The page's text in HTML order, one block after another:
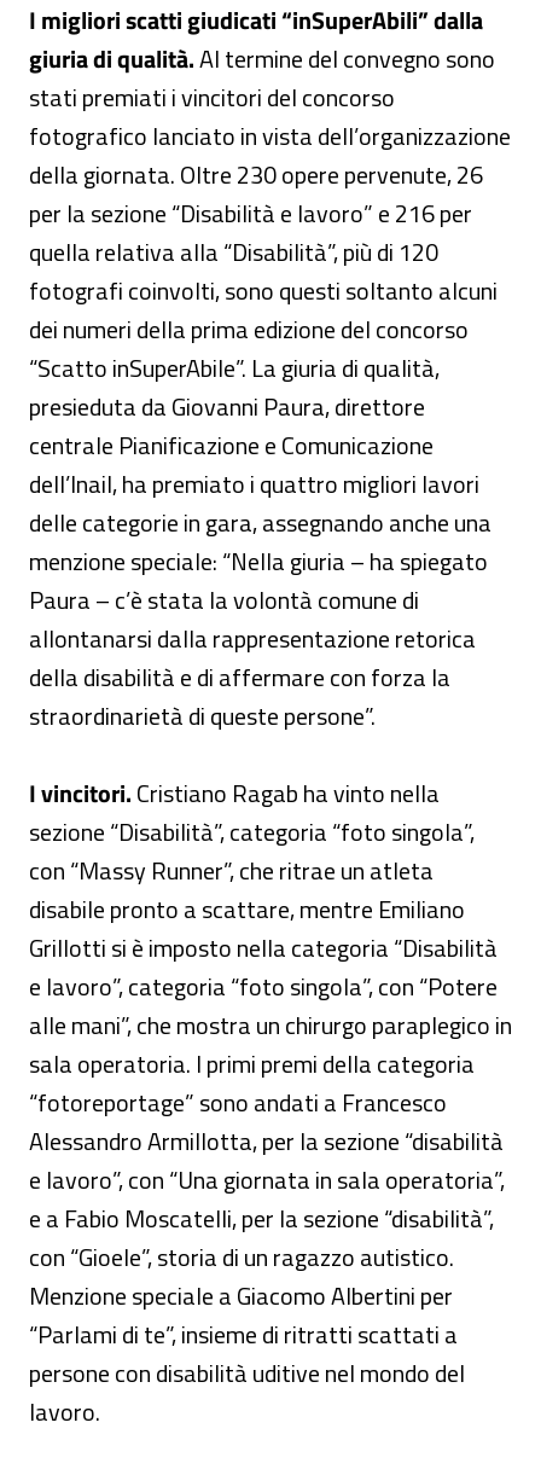
I migliori scatti giudicati “inSuperAbili” dalla
giuria di qualità.Al termine del convegno sono
stati premiati i vincitori del concorso
fotografico lanciato in vista dell’organizzazione
della giornata. Oltre 230 opere pervenute, 26
per la sezione “Disabilità e lavoro” e 216 per
quella relativa alla “Disabilità”, più di 120
fotografi coinvolti, sono questi soltanto alcuni
dei numeri della prima edizione del concorso
“Scatto inSuperAbile”. La giuria di qualità,
presieduta da Giovanni Paura, direttore
centrale Pianificazione e Comunicazione
dell’Inail, ha premiato i quattro migliori lavori
delle categorie in gara, assegnando anche una
menzione speciale: “Nella giuria – ha spiegato
Paura – c’è stata la volontà comune di
allontanarsi dalla rappresentazione retorica
della disabilità e di affermare con forza la
straordinarietà di queste persone”.
I vincitori.Cristiano Ragab ha vinto nella
sezione “Disabilità”, categoria “foto singola”,
con “Massy Runner”, che ritrae un atleta
disabile pronto a scattare, mentre Emiliano
Grillotti si è imposto nella categoria “Disabilità
e lavoro”, categoria “foto singola”, con “Potere
alle mani”, che mostra un chirurgo paraplegico in
sala operatoria. I primi premi della categoria
“fotoreportage” sono andati a Francesco
Alessandro Armillotta, per la sezione “disabilità
e lavoro”, con “Una giornata in sala operatoria”,
e a Fabio Moscatelli, per la sezione “disabilità”,
con “Gioele”, storia di un ragazzo autistico.
Menzione speciale a Giacomo Albertini per
“Parlami di te”, insieme di ritratti scattati a
persone con disabilità uditive nel mondo del
lavoro.